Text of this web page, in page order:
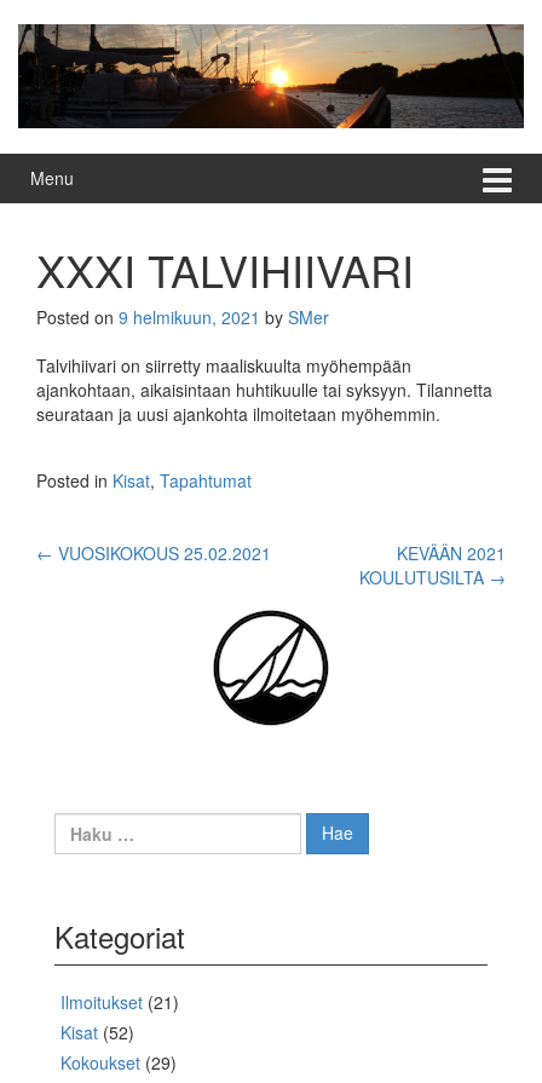
content
main
menu
Menu
XXXI TALVIHIIVARI
Posted on 9 helmikuun, 2021 by SMer
Talvihiivari on siirretty maaliskuulta myöhempään
ajankohtaan, aikaisintaan huhtikuulle tai syksyyn. Tilannetta
seurataan ja uusi ajankohta ilmoitetaan myöhemmin.
Posted in Kisat, Tapahtumat
Post
navigation
← VUOSIKOKOUS 25.02.2021
KEVÄÄN 2021
KOULUTUSILTA →
Haku:
Kategoriat
Ilmoitukset (21)
Kisat (52)
Kokoukset (29)